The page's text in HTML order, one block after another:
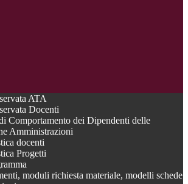
ATA
Docenti
Comportamento dei Dipendenti delle
Amministrazioni
docenti
Progetti
moduli richiesta materiale, modelli schede